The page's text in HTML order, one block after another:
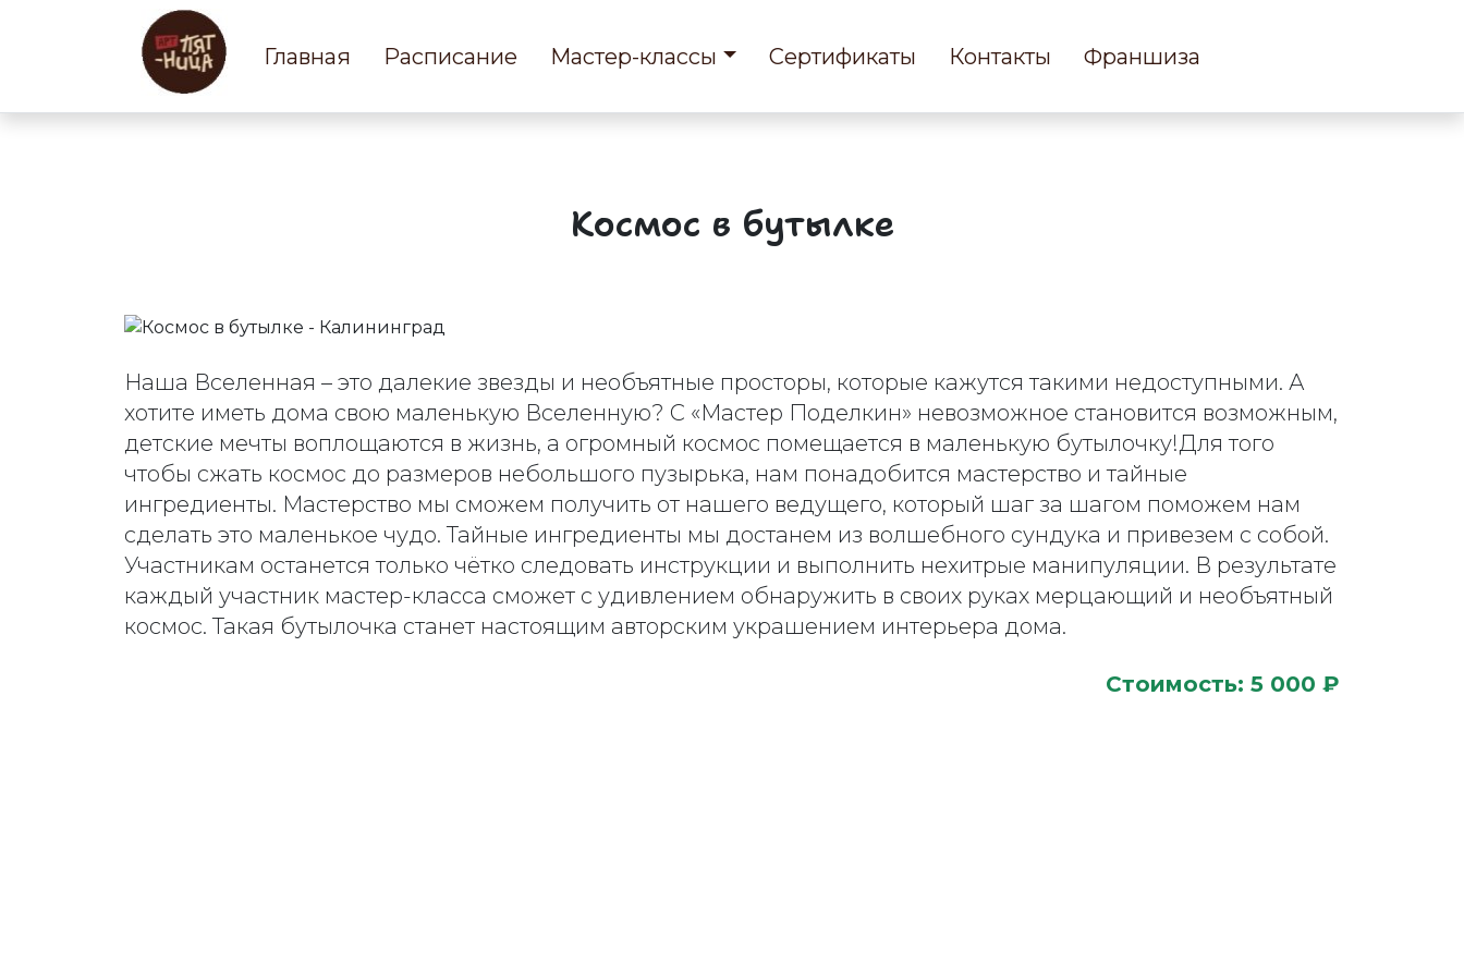
Главная Расписание Мастер-классы Сертификаты Контакты Франшиза
Космос в бутылке
Наша Вселенная – это далекие звезды и необъятные просторы, которые кажутся такими недоступными. А
хотите иметь дома свою маленькую Вселенную? С «Мастер Поделкин» невозможное становится возможным,
детские мечты воплощаются в жизнь, а огромный космос помещается в маленькую бутылочку!Для того
чтобы сжать космос до размеров небольшого пузырька, нам понадобится мастерство и тайные
ингредиенты. Мастерство мы сможем получить от нашего ведущего, который шаг за шагом поможем нам
сделать это маленькое чудо. Тайные ингредиенты мы достанем из волшебного сундука и привезем с собой.
Участникам останется только чётко следовать инструкции и выполнить нехитрые манипуляции. В результате
каждый участник мастер-класса сможет с удивлением обнаружить в своих руках мерцающий и необъятный
космос. Такая бутылочка станет настоящим авторским украшением интерьера дома.
Стоимость: 5 000 ₽